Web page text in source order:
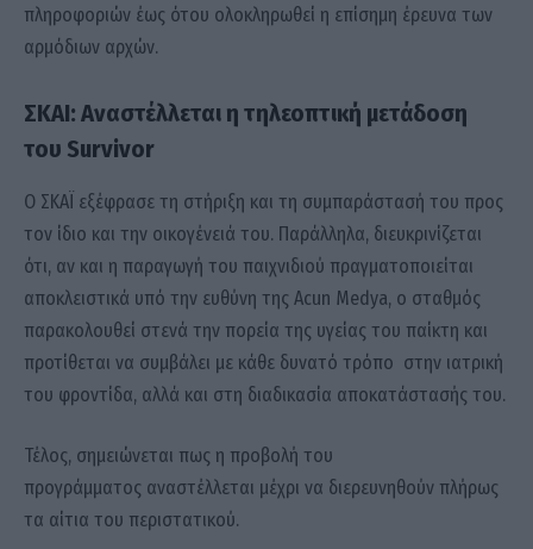
πληροφοριών έως ότου ολοκληρωθεί η επίσημη έρευνα των
αρμόδιων αρχών.
ΣΚΑΙ: Αναστέλλεται η τηλεοπτική μετάδοση
του Survivor
Ο ΣΚΑΪ εξέφρασε τη στήριξη και τη συμπαράστασή του προς
τον ίδιο και την οικογένειά του. Παράλληλα, διευκρινίζεται
ότι, αν και η παραγωγή του παιχνιδιού πραγματοποιείται
αποκλειστικά υπό την ευθύνη της Acun Medya, ο σταθμός
παρακολουθεί στενά την πορεία της υγείας του παίκτη και
προτίθεται να συμβάλει με κάθε δυνατό τρόπο στην ιατρική
του φροντίδα, αλλά και στη διαδικασία αποκατάστασής του.
Τέλος, σημειώνεται πως η προβολή του
προγράμματος αναστέλλεται μέχρι να διερευνηθούν πλήρως
τα αίτια του περιστατικού.